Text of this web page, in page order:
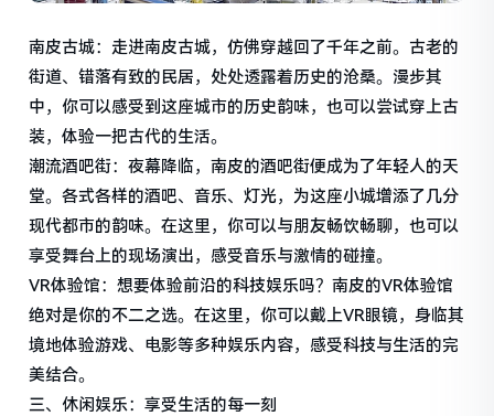
南皮古城：走进南皮古城，仿佛穿越回了千年之前。古老的
街道、错落有致的民居，处处透露着历史的沧桑。漫步其
中，你可以感受到这座城市的历史韵味，也可以尝试穿上古
装，体验一把古代的生活。
潮流酒吧街：夜幕降临，南皮的酒吧街便成为了年轻人的天
堂。各式各样的酒吧、音乐、灯光，为这座小城增添了几分
现代都市的韵味。在这里，你可以与朋友畅饮畅聊，也可以
享受舞台上的现场演出，感受音乐与激情的碰撞。
VR体验馆：想要体验前沿的科技娱乐吗？南皮的VR体验馆
绝对是你的不二之选。在这里，你可以戴上VR眼镜，身临其
境地体验游戏、电影等多种娱乐内容，感受科技与生活的完
美结合。
三、休闲娱乐：享受生活的每一刻